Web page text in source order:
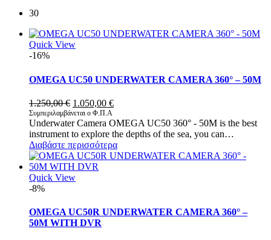
30
Quick View
-16%
OMEGA UC50 UNDERWATER CAMERA 360° – 50M
1.250,00€ Original
price
was:
1.250,00 €.
1.050,00 €Η
τιμή
είναι:
1.050,00 €.
Συμπεριλαμβάνεται ο Φ.Π.Α
Underwater Camera OMEGA UC50 360° - 50M is the best
instrument to explore the depths of the sea, you can…
Διαβάστε περισσότερα
Quick View
-8%
OMEGA UC50R UNDERWATER CAMERA 360° –
50M WITH DVR